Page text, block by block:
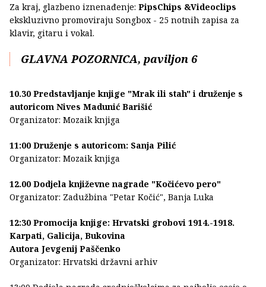
Za kraj, glazbeno iznenađenje: PipsChips &Videoclips
ekskluzivno promoviraju Songbox - 25 notnih zapisa za
klavir, gitaru i vokal.
GLAVNA POZORNICA, paviljon 6
10.30 Predstavljanje knjige "Mrak ili stah" i druženje s
autoricom Nives Madunić Barišić
Organizator: Mozaik knjiga
11:00 Druženje s autoricom: Sanja Pilić
Organizator: Mozaik knjiga
12.00 Dodjela književne nagrade "Kočićevo pero"
Organizator: Zadužbina "Petar Kočić", Banja Luka
12:30 Promocija knjige: Hrvatski grobovi 1914.-1918.
Karpati, Galicija, Bukovina
Autora Jevgenij Paščenko
Organizator: Hrvatski državni arhiv